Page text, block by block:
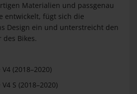
Materialien und passgenau
entwickelt, fügt sich die
Design ein und unterstreicht den
Bikes.
(2018–2020)
S (2018–2020)